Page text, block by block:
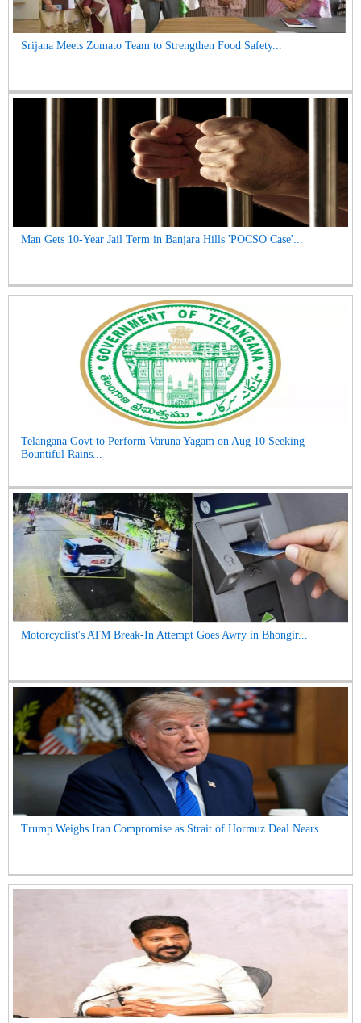
Srijana Meets Zomato Team to Strengthen Food Safety...
Man Gets 10-Year Jail Term in Banjara Hills 'POCSO Case'...
Telangana Govt to Perform Varuna Yagam on Aug 10 Seeking
Bountiful Rains...
Motorcyclist's ATM Break-In Attempt Goes Awry in Bhongir...
Trump Weighs Iran Compromise as Strait of Hormuz Deal Nears...